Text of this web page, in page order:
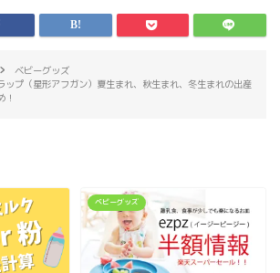
ベビーグッズ
ップ（星形アフガン）夏生まれ、秋生まれ、冬生まれの出産
！
ベビーグッズ